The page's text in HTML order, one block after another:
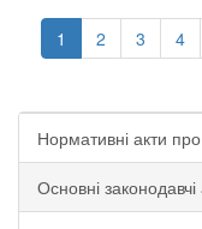
1 2 3 4
Нормативні акти
Основні законодавчі